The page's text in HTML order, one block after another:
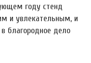
году стенд
и увлекательным, и
благородное дело